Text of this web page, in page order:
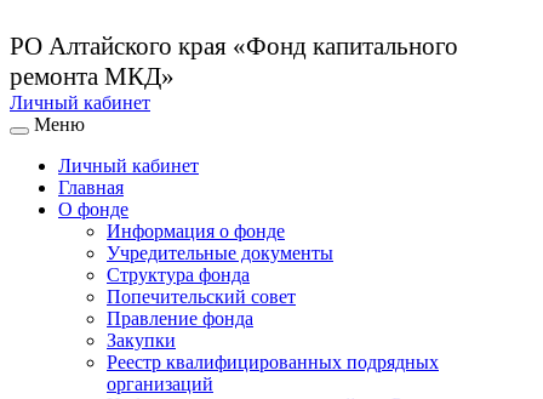
РО Алтайского края «Фонд капитального
ремонта МКД»
Личный кабинет
Меню
Личный кабинет
Главная
О фонде
Информация о фонде
Учредительные документы
Структура фонда
Попечительский совет
Правление фонда
Закупки
Реестр квалифицированных подрядных
организаций